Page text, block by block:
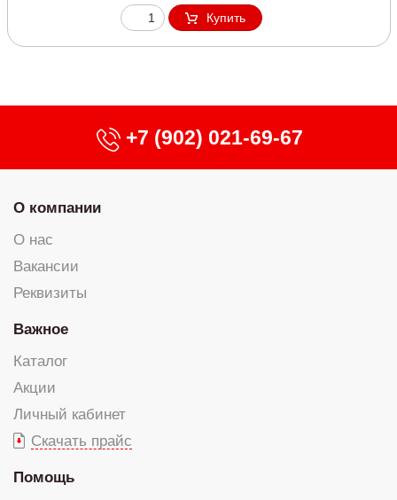
Купить
+7 (902) 021-69-67
О компании
О нас
Вакансии
Реквизиты
Важное
Каталог
Акции
Личный кабинет
Скачать прайс
Помощь